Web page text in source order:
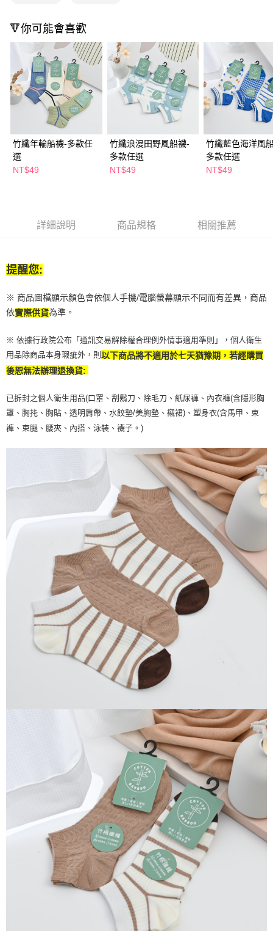
便利好安心！
１．簡單：不需註冊會員、不需綁卡、不需儲值。
２．便利：只要手機號碼，簡訊認證，即可結帳。
３．安心：先確認商品／服務後，再付款。
【「AFTEE先享後付」結帳流程】
１．於結帳方式選擇「AFTEE先享後付」後，將跳轉至「AFTEE先享後付」
結帳頁面，進行簡訊認證並確認金額後，即可完成結帳。
２．訂單成立數日內，您將收到繳費通知簡訊。
３．收到繳費通知簡訊後14天內，點擊此簡訊中的連結，可透過四大超商／
ATM／網路銀行／等多元方式進行付款，方視為交易完成。
※ 請注意：結帳手續完成當下不需立刻繳費，但若您需要取消訂單，請聯絡
購買商品的店家。未經商家同意取消之訂單仍視為有效，需透過AFTEE先享
後付繳納相關費用。
【注意事項】
２．關於個人資料處理事宜，請瀏覽以下網址：
３．未成年的使用者請事先徵得法定代理人或監護人之同意方可使用
「AFTEE先享後付」，若未經同意申辦者引起之損失，本公司不負相關責
任。
時審查核予不同之上限額度；若仍有額度不足之情形，本公司將視審查結果
５．嚴禁一人註冊多個帳號或使用他人資訊註冊。若發現惡意使用之情形，
恩沛科技股份有限公司將有權停止該用戶之使用額度並採取法律行動。
運送方式
全家取貨付款
每筆NT$65，滿NT$390(含以上)免運費
付款後全家取貨
每筆NT$65，滿NT$390(含以上)免運費
萊爾富取貨付款
每筆NT$65，滿NT$490(含以上)免運費
7-11取貨付款
付款後7-11取貨
每筆NT$65，滿NT$490(含以上)免運費
宅配(本島)
每筆NT$100，滿NT$790(含以上)免運費
付款後寶雅門市自取(由倉庫統一出貨)
每筆NT$80，滿NT$290(含以上)免運費
🔻你可能會喜歡
竹纖年輪船襪-多款任
選
NT$49
竹纖浪漫田野風船襪-
多款任選
NT$49
竹纖藍色海洋風
多款任選
NT$49
詳細說明 商品規格 相關推薦
提醒您:
※ 商品圖檔顯示顏色會依個人手機/電腦螢幕顯示不同而有差異，商品
依實際供貨為準。
※ 依據行政院公布「通訊交易解除權合理例外情事適用準則」，個人衛生
用品除商品本身瑕疵外，則 以下商品將不適用於七天猶豫期，若經購買
後恕無法辦理退換貨:
已拆封之個人衛生用品(口罩、刮鬍刀、除毛刀、紙尿褲、內衣褲(含隱形胸
罩、胸扥、胸貼、透明肩帶、水餃墊/美胸墊、襯裙)、塑身衣(含馬甲、束
褲、束腿、腰夾、內搭、泳裝、襪子。)